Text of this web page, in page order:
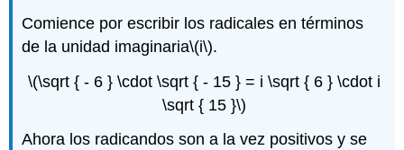
Comience por escribir los radicales en términos
de la unidad imaginaria\(i\).
\(\sqrt { - 6 } \cdot \sqrt { - 15 } = i \sqrt { 6 } \cdot i
\sqrt { 15 }\)
Ahora los radicandos son a la vez positivos y se